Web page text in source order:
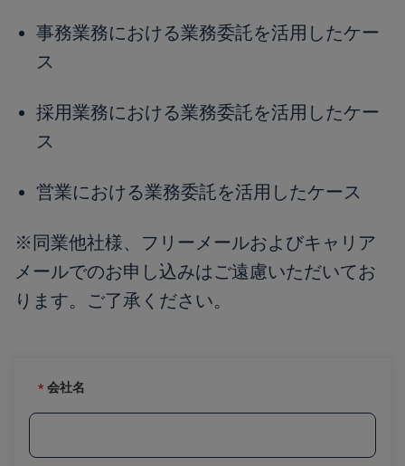
事務業務における業務委託を活用したケー
ス
採用業務における業務委託を活用したケー
ス
営業における業務委託を活用したケース
※同業他社様、フリーメールおよびキャリア
メールでのお申し込みはご遠慮いただいてお
ります。ご了承ください。
会社名